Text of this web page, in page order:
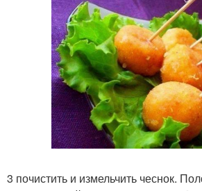
3 почистить и измельчить чеснок.